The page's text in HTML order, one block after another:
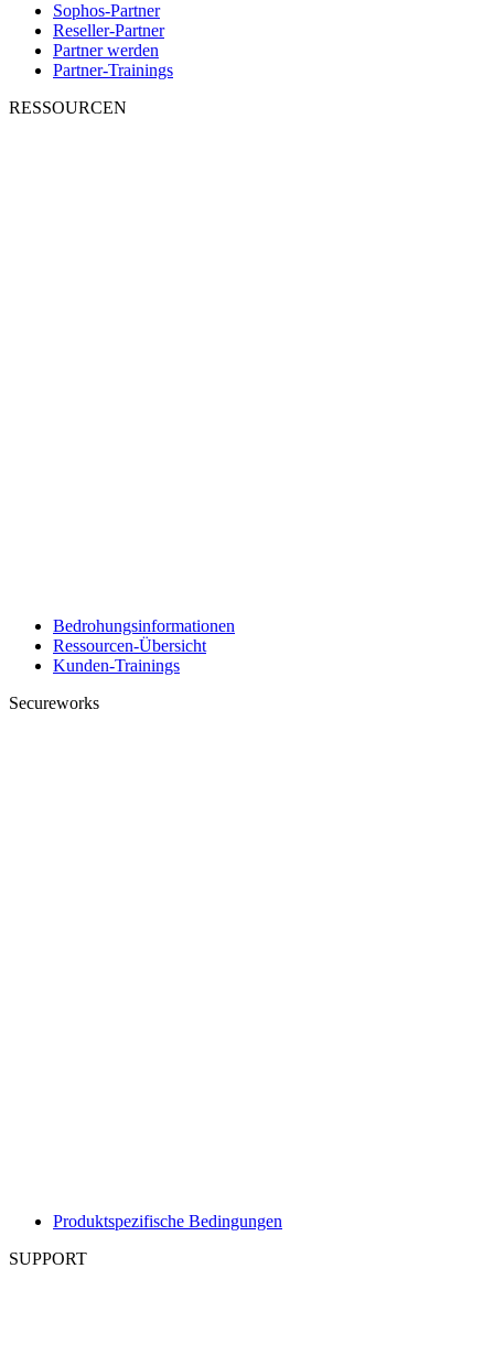
Sophos-Partner
Reseller-Partner
Partner werden
Partner-Trainings
RESSOURCEN
Bedrohungsinformationen
Ressourcen-Übersicht
Kunden-Trainings
Secureworks
Produktspezifische Bedingungen
SUPPORT